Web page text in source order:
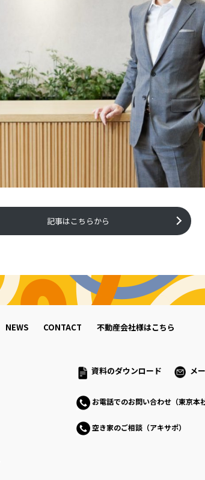
記事はこちらから
NEWS CONTACT 不動産会社様はこちら
資料のダウンロード メ
お電話でのお問い合わせ（東京本社
空き家のご相談（アキサポ）